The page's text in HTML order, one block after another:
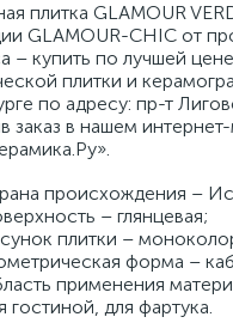
плитка GLAMOUR
GLAMOUR-CHIC от
– купить по лучшей
плитки и
по адресу: пр-т
заказ в нашем интернет-
происхождения –
– глянцевая;
плитки –
форма –
применения
гостиной, для фартука.